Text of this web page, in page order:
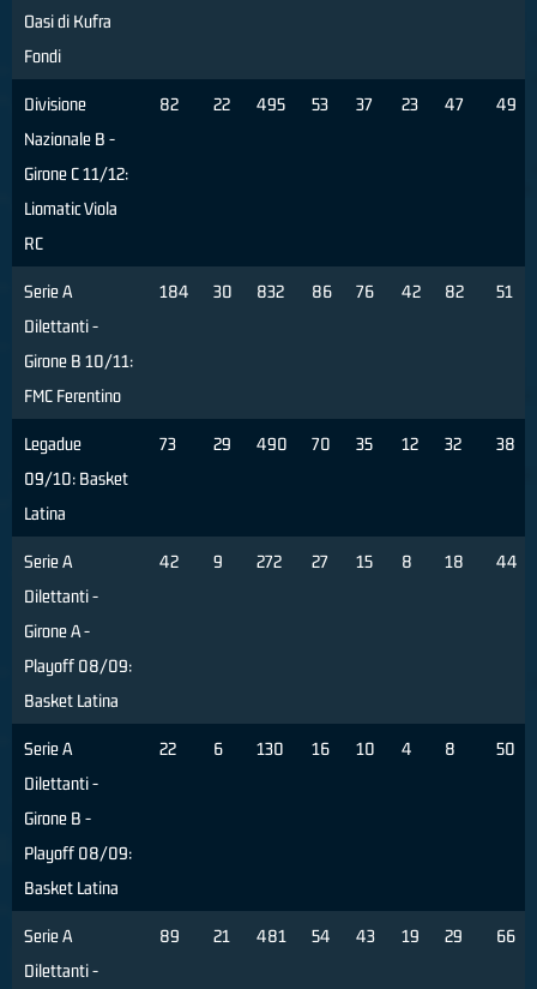
Oasi di Kufra
Fondi
Divisione
Nazionale B -
Girone C 11/12:
Liomatic Viola
RC
82 22 495 53 37 23 47 49
Serie A
Dilettanti -
Girone B 10/11:
FMC Ferentino
184 30 832 86 76 42 82 51
Legadue
09/10: Basket
Latina
73 29 490 70 35 12 32 38
Serie A
Dilettanti -
Girone A -
Playoff 08/09:
Basket Latina
42 9 272 27 15 8 18 44
Serie A
Dilettanti -
Girone B -
Playoff 08/09:
Basket Latina
22 6 130 16 10 4 8 50
Serie A
Dilettanti -
89 21 481 54 43 19 29 66